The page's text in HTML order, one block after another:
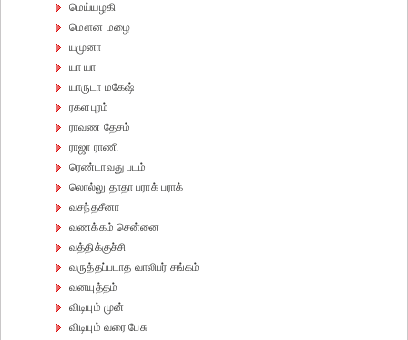
மெய்யழகி
மௌன மழை
யமுனா
யா யா
யாருடா மகேஷ்
ரகளபுரம்
ராவண தேசம்
ராஜா ராணி
ரெண்டாவது படம்
லொல்லு தாதா பராக் பராக்
வசந்தசீனா
வணக்கம் சென்னை
வத்திக்குச்சி
வருத்தப்படாத வாலிபர் சங்கம்
வனயுத்தம்
விடியும் முன்
விடியும் வரை பேசு